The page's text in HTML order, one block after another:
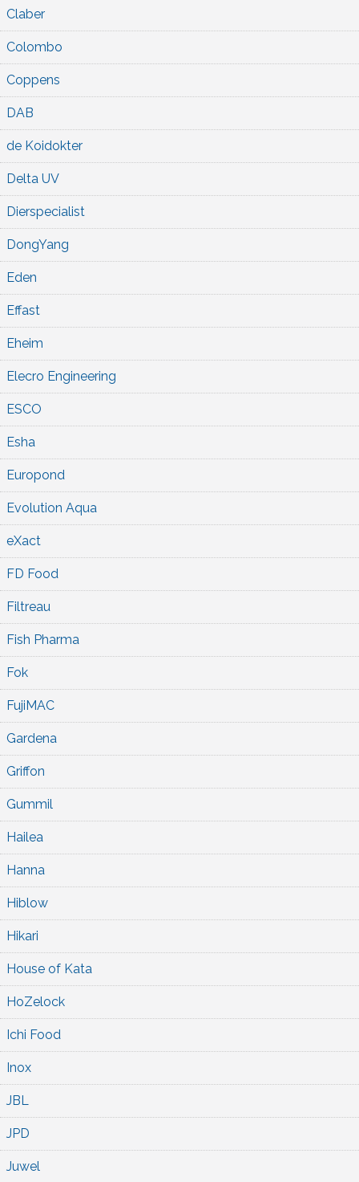
Claber
Colombo
Coppens
DAB
de Koidokter
Delta UV
Dierspecialist
DongYang
Eden
Effast
Eheim
Elecro Engineering
ESCO
Esha
Europond
Evolution Aqua
eXact
FD Food
Filtreau
Fish Pharma
Fok
FujiMAC
Gardena
Griffon
Gummil
Hailea
Hanna
Hiblow
Hikari
House of Kata
HoZelock
Ichi Food
Inox
JBL
JPD
Juwel